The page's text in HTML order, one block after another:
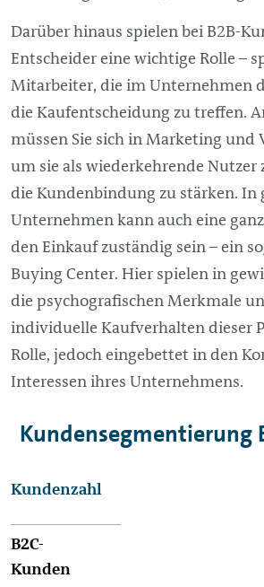
Darüber hinaus spielen bei B2B-
Entscheider eine wichtige Rolle –
Mitarbeiter, die im Unternehmen
die Kaufentscheidung zu treffen.
müssen Sie sich in Marketing und
um sie als wiederkehrende Nutzer
die Kundenbindung zu stärken. In
Unternehmen kann auch eine
den Einkauf zuständig sein – ein
Buying Center. Hier spielen in
die psychografischen Merkmale
individuelle Kaufverhalten dieser
Rolle, jedoch eingebettet in den
Interessen ihres Unternehmens.
Kundensegmentierung
B2C-Kunden
Kundenzahl